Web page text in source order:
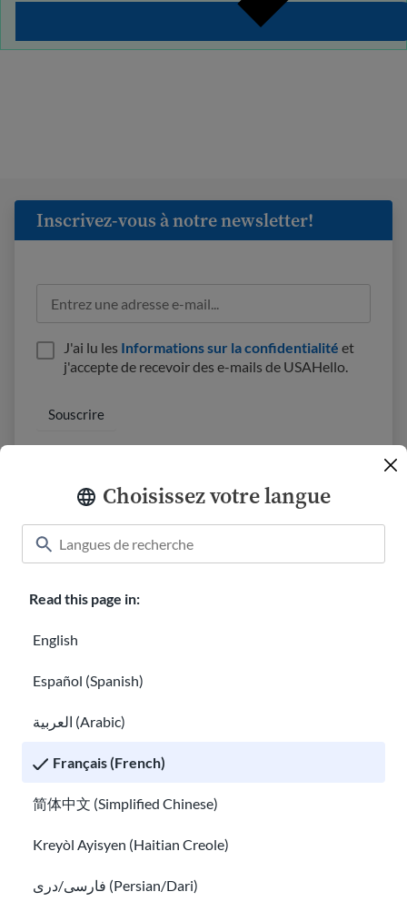
Choisissez votre langue
Read this page in:
English
Español (Spanish)
العربية (Arabic)
Français (French)
简体中文 (Simplified Chinese)
Kreyòl Ayisyen (Haitian Creole)
فارسی/دری (Persian/Dari)
Salle de classe À propos de USAHello
Comment aider Carrières chez USAHello
Faire un don
Inscrivez-vous à notre newsletter!
J'ai lu les Informations sur la confidentialité et
j'accepte de recevoir des e-mails de USAHello.
Politique de confidentialité
Vous pouvez copier et redistribuer les documents
licence Creative CommonsCC BY-NC-SA 4.0
créer un lien vers notre site web lorsque vous utilisez notre